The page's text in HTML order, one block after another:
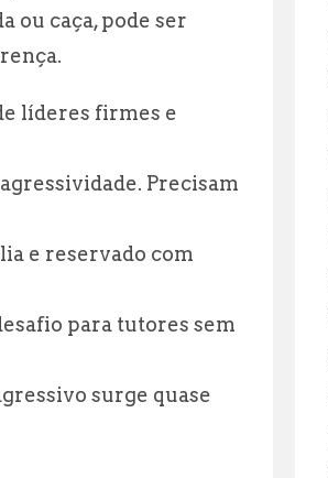
ou caça, pode ser
líderes firmes e
Precisam
e reservado com
para tutores sem
surge quase